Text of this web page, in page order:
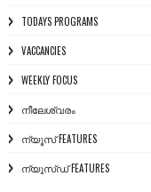
TODAYS PROGRAMS
VACCANCIES
WEEKLY FOCUS
നീലേശ്വരം
ന്യൂസ് FEATURES
ന്യൂസ്ഡ് FEATURES